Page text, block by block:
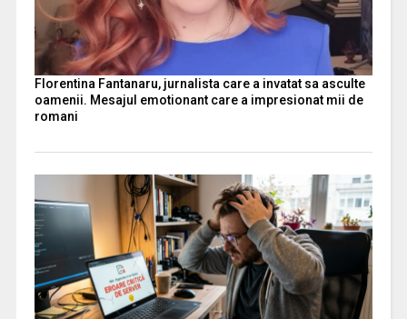
Florentina Fantanaru, jurnalista care a invatat sa asculte
oamenii. Mesajul emotionant care a impresionat mii de
romani